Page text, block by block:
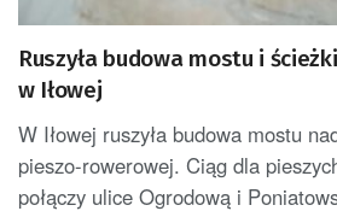
Ruszyła budowa mostu i
w Iłowej
W Iłowej ruszyła budowa mostu
pieszo-rowerowej. Ciąg dla
połączy ulice Ogrodową i